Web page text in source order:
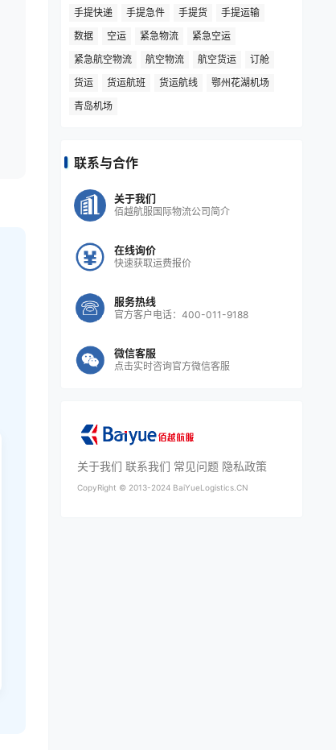
手提快递
手提急件 手提货
手提运输
数据
空运 紧急物流
紧急空运
紧急航空物流
航空物流 航空货运
订舱
货运
货运航班 货运航线
鄂州花湖机场
青岛机场
联系与合作
关于我们
佰越航服国际物流公司简介
在线询价
快速获取运费报价
服务热线
官方客户电话：400-011-9188
微信客服
点击实时咨询官方微信客服
关于我们 联系我们 常见问题 隐私政策
CopyRight © 2013-2024 BaiYueLogistics.CN